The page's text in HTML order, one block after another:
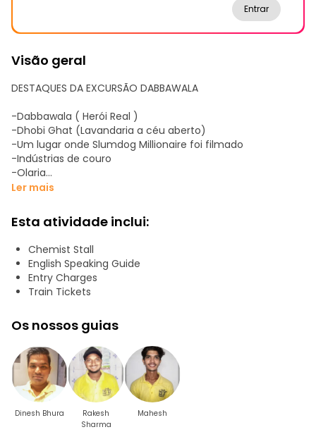
Entrar
Visão geral
DESTAQUES DA EXCURSÃO DABBAWALA
-Dabbawala ( Herói Real )
-Dhobi Ghat (Lavandaria a céu aberto)
-Um lugar onde Slumdog Millionaire foi filmado
-Indústrias de couro
-Olaria
-Fabricação de sabão
-Tintas coloridas
-Pequenos becos
-Escolas e hospitais
-Casas em favelas
-Reciclagem de plástico
-Pessoas muçulmanas a fazer um santuário para os
hindus
-O mais interessante é que o próprio guia vive em bairros
-Mercado de favelas
Ler mais
Esta atividade inclui:
Chemist Stall
English Speaking Guide
Entry Charges
Train Tickets
Os nossos guias
Dinesh Bhura
Rakesh
Sharma
Mahesh